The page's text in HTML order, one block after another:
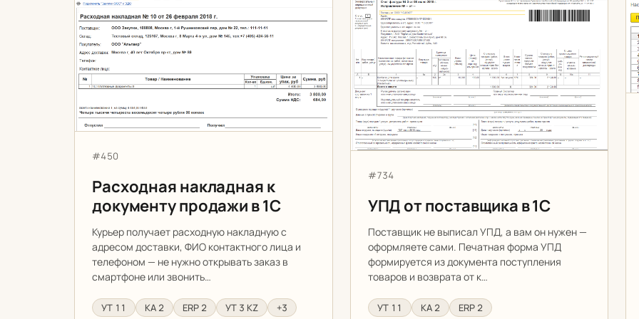
Расходная накладная к документу продажи в 1С
Артикул:
#450
Расходная накладная к
документу продажи в 1С
Курьер получает расходную накладную с
адресом доставки, ФИО контактного лица и
телефоном — не нужно открывать заказ в
смартфоне или звонить…
УТ 11 КА 2 ERP 2 УТ 3 KZ +3
УПД от поставщика в 1С
Артикул:
#734
УПД от поставщика в 1С
Поставщик не выписал УПД, а вам он нужен —
оформляете сами. Печатная форма УПД
формируется из документа поступления
товаров и возврата от к…
УТ 11 КА 2 ERP 2